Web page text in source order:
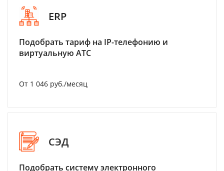
ERP
Подобрать тариф на IP-телефонию и
виртуальную АТС
От 1 046 руб./месяц
СЭД
Подобрать систему электронного